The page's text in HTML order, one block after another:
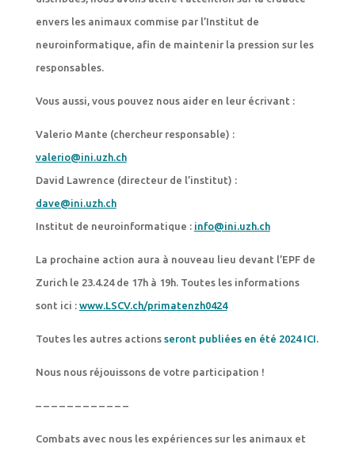
envers les animaux commise par l’Institut de
neuroinformatique, afin de maintenir la pression sur les
responsables.
Vous aussi, vous pouvez nous aider en leur écrivant :
Valerio Mante (chercheur responsable) :
valerio@ini.uzh.ch
David Lawrence (directeur de l’institut) :
dave@ini.uzh.ch
Institut de neuroinformatique : info@ini.uzh.ch
La prochaine action aura à nouveau lieu devant l’EPF de
Zurich le 23.4.24 de 17h à 19h. Toutes les informations
sont ici : www.LSCV.ch/primatenzh0424
Toutes les autres actions seront publiées en été 2024 ICI.
Nous nous réjouissons de votre participation !
– – – – – – – – – – – –
Combats avec nous les expériences sur les animaux et